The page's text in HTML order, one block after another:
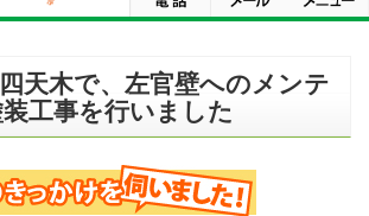
天木で、左官壁へのメンテ
工事を行いました